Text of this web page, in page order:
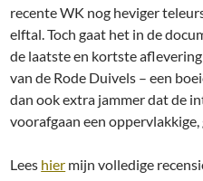
recente WK nog heviger
elftal. Toch gaat het in de
de laatste en kortste
van de Rode Duivels – een
dan ook extra jammer dat de
voorafgaan een oppervlakkige,
Lees hier mijn volledige